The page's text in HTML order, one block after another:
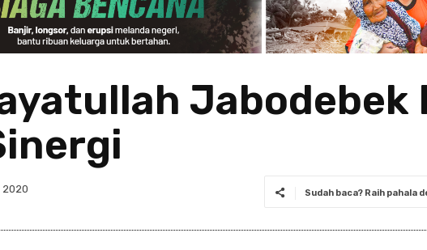
Jabodebek
2020 Sudah baca? Raih pahala